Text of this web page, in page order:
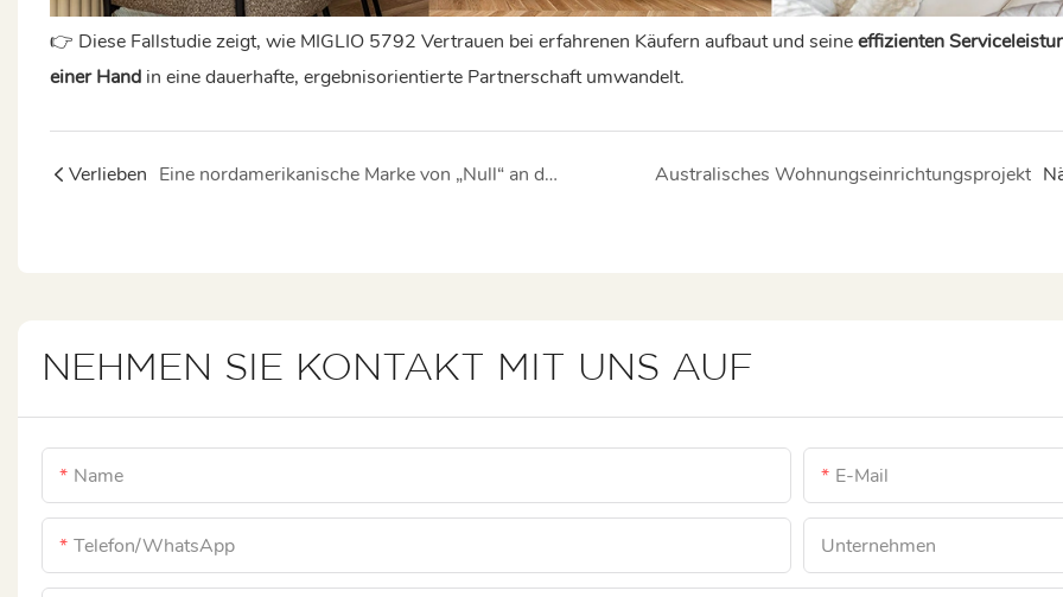
👉 Diese Fallstudie zeigt, wie MIGLIO 5792 Vertrauen bei erfahrenen Käufern aufbaut und seineeffizienten
einer Handin eine dauerhafte, ergebnisorientierte Partnerschaft umwandelt.
Verlieben Eine nordamerikanische Marke von „Null“ an die Spitze bringen Australisches Wohnungseinrichtungsprojekt
NEHMEN SIE KONTAKT MIT UNS AUF
Name E-Mail
Telefon/WhatsApp Unternehmen